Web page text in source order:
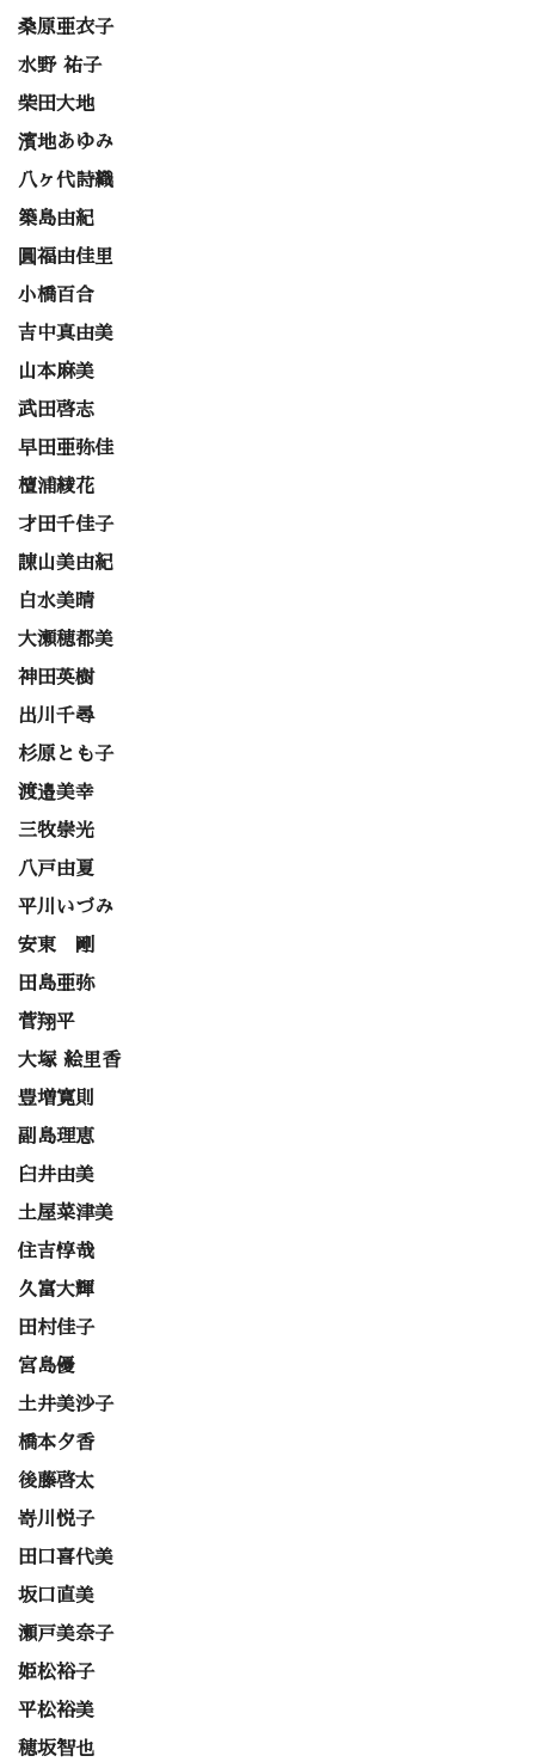
桑原亜衣子
水野 祐子
柴田大地
濱地あゆみ
八ヶ代詩織
築島由紀
圓福由佳里
小橋百合
吉中真由美
山本麻美
武田啓志
早田亜弥佳
檀浦綾花
才田千佳子
諌山美由紀
白水美晴
大瀬穂都美
神田英樹
出川千尋
杉原とも子
渡邉美幸
三牧崇光
八戸由夏
平川いづみ
安東 剛
田島亜弥
菅翔平
大塚 絵里香
豊増寛則
副島理恵
臼井由美
土屋菜津美
住吉惇哉
久富大輝
田村佳子
宮島優
土井美沙子
橋本夕香
後藤啓太
嵜川悦子
田口喜代美
坂口直美
瀬戸美奈子
姫松裕子
平松裕美
穂坂智也